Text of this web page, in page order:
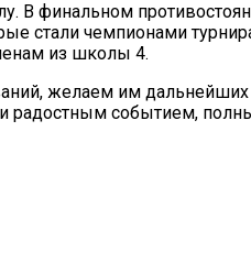
В финальном
стали чемпионами
из школы 4.
желаем им
и радостным событием,